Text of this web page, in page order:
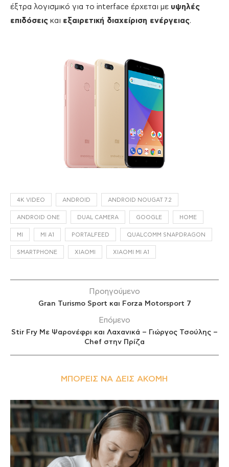
έξτρα λογισμικό για το interface έρχεται με υψηλές
επιδόσεις και εξαιρετική διαχείριση ενέργειας.
4K VIDEO ANDROID ANDROID NOUGAT 7.2
ANDROID ONE DUAL CAMERA GOOGLE HOME
MI MI A1 PORTALFEED QUALCOMM SNAPDRAGON
SMARTPHONE XIAOMI XIAOMI MI A1
Προηγούμενο
Gran Turismo Sport και Forza Motorsport 7
Επόμενο
Stir Fry Με Ψαρονέφρι και Λαχανικά – Γιώργος Τσούλης –
Chef στην Πρίζα
ΜΠΟΡΕΊΣ ΝΑ ΔΕΙΣ ΑΚΌΜΗ